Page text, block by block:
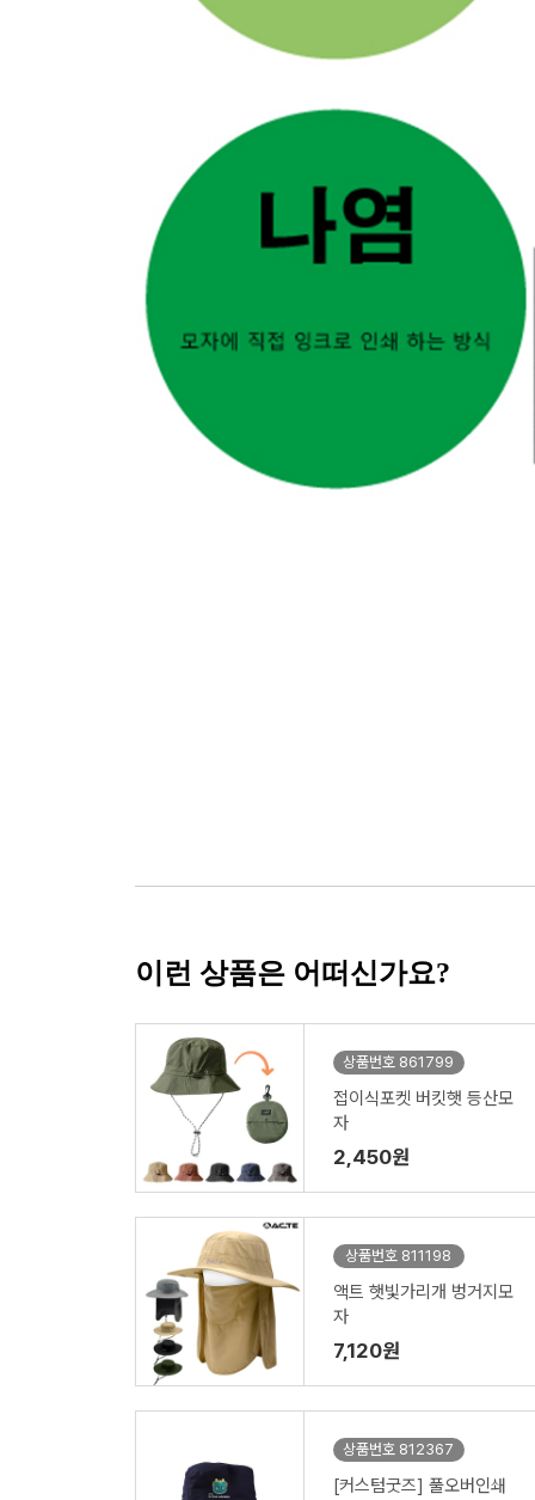
이런 상품은 어떠신가요?
상품번호 861799
접이식포켓 버킷햇 등산모
자
2,450원
상품번호 811198
액트 햇빛가리개 벙거지모
자
7,120원
상품번호 812367
[커스텀굿즈] 풀오버인쇄